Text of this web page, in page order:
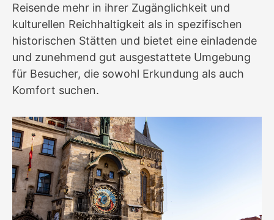
Reisende mehr in ihrer Zugänglichkeit und
kulturellen Reichhaltigkeit als in spezifischen
historischen Stätten und bietet eine einladende
und zunehmend gut ausgestattete Umgebung
für Besucher, die sowohl Erkundung als auch
Komfort suchen.